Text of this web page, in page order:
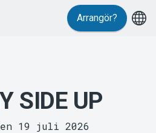
Arrangör?
SIDE UP
19 juli 2026